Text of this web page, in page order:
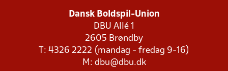
Dansk Boldspil-Union
DBU Allé 1
2605 Brøndby
T: 4326 2222 (mandag - fredag 9-16)
M: dbu@dbu.dk